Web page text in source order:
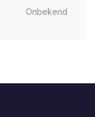
Onbekend